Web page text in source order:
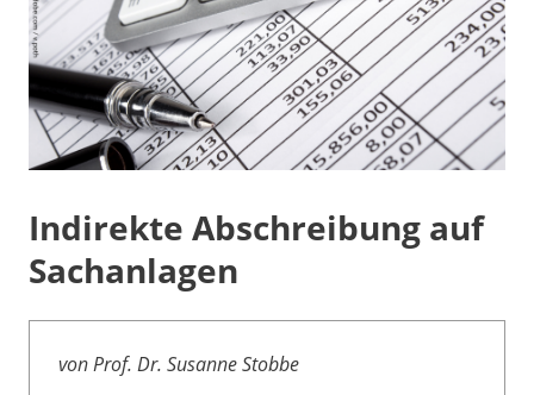
Indirekte Abschreibung auf
Sachanlagen
von Prof. Dr. Susanne Stobbe